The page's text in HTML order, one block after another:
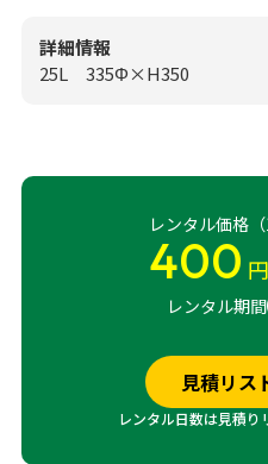
詳細情報
25L 335Φ×H350
レンタル価格
400
レンタル期間
見積リス
レンタル日数は見積り